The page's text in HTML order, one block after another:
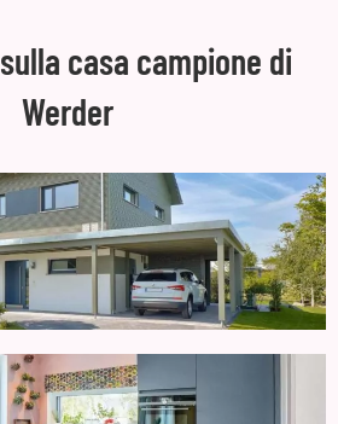
casa campione di
Werder